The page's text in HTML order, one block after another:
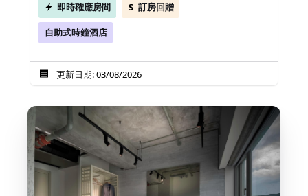
即時確應房間 訂房回贈
自助式時鐘酒店
更新日期: 03/08/2026